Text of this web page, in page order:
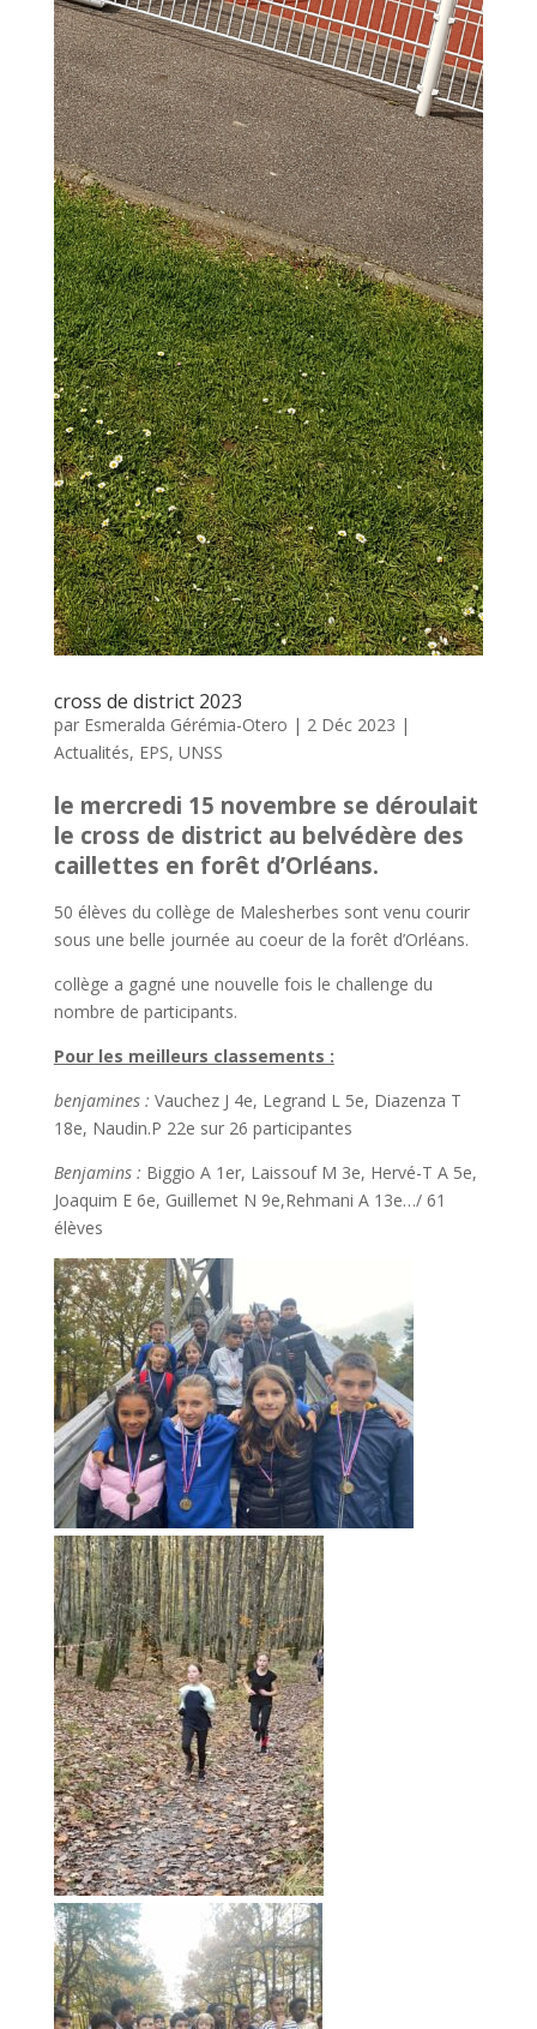
cross de district 2023
par Esmeralda Gérémia-Otero | 2 Déc 2023 |
Actualités, EPS, UNSS
le mercredi 15 novembre se déroulait
le cross de district au belvédère des
caillettes en forêt d’Orléans.
50 élèves du collège de Malesherbes sont venu courir
sous une belle journée au coeur de la forêt d’Orléans.
collège a gagné une nouvelle fois le challenge du
nombre de participants.
Pour les meilleurs classements :
benjamines : Vauchez J 4e, Legrand L 5e, Diazenza T
18e, Naudin.P 22e sur 26 participantes
Benjamins : Biggio A 1er, Laissouf M 3e, Hervé-T A 5e,
Joaquim E 6e, Guillemet N 9e,Rehmani A 13e…/ 61
élèves